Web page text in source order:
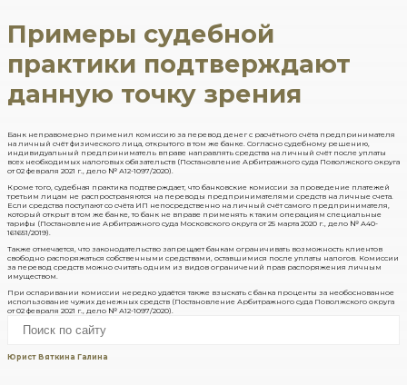
Примеры судебной
практики подтверждают
данную точку зрения
Банк неправомерно применил комиссию за перевод денег с расчётного счёта предпринимателя
на личный счёт физического лица, открытого в том же банке. Согласно судебному решению,
индивидуальный предприниматель вправе направлять средства на личный счёт после уплаты
всех необходимых налоговых обязательств (Постановление Арбитражного суда Поволжского округа
от 02 февраля 2021 г., дело № А12-1097/2020).
Кроме того, судебная практика подтверждает, что банковские комиссии за проведение платежей
третьим лицам не распространяются на переводы предпринимателями средств на личные счета.
Если средства поступают со счёта ИП непосредственно на личный счёт самого предпринимателя,
который открыт в том же банке, то банк не вправе применять к таким операциям специальные
тарифы (Постановление Арбитражного суда Московского округа от 25 марта 2020 г., дело № А40-
161651/2019).
Также отмечается, что законодательство запрещает банкам ограничивать возможность клиентов
свободно распоряжаться собственными средствами, оставшимися после уплаты налогов. Комиссии
за перевод средств можно считать одним из видов ограничений прав распоряжения личным
имуществом.
При оспаривании комиссии нередко удаётся также взыскать с банка проценты за необоснованное
использование чужих денежных средств (Постановление Арбитражного суда Поволжского округа
от 02 февраля 2021 г., дело № А12-1097/2020).
Юрист Вяткина Галина